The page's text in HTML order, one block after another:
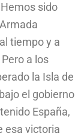
sido
tiempo y a
a los
la Isla de
el gobierno
España,
esa victoria